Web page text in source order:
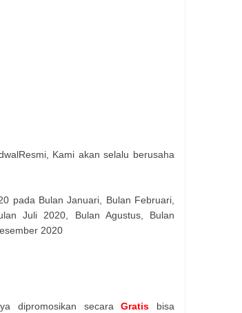
Kami akan selalu berusaha
pada Bulan Januari, Bulan Februari,
Juli 2020, Bulan Agustus, Bulan
2020
dipromosikan secaraGratis bisa